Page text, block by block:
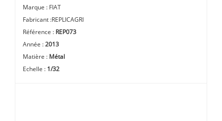
Marque : FIAT
Fabricant :REPLICAGRI
Référence : REP073
Année : 2013
Matière : Métal
Echelle : 1/32